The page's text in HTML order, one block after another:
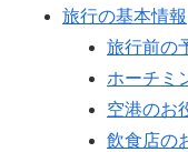
旅行の基本情報
旅行前の
ホーチミ
空港のお
飲食店の